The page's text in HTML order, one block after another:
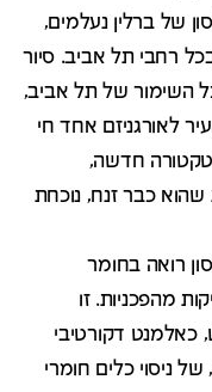
של ברלין נעלמים,
רחבי תל אביב. סיור
השימור של תל אביב,
לאורגניזם אחד חי
חדשה,
כבר זנח, נוכחת
רואה בחומר
מהפכניות. זו
כאלמנט דקורטיבי
ניסוי כלים חומרי